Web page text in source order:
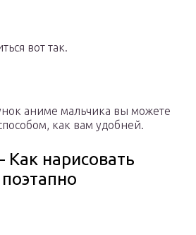
вот так.
аниме мальчика вы можете
как вам удобней.
нарисовать